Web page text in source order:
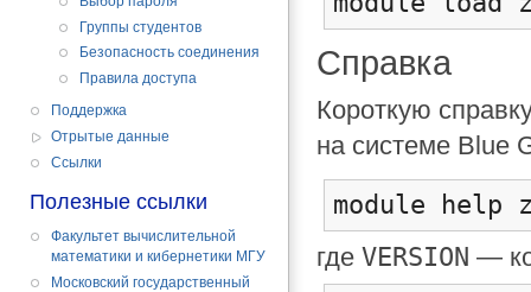
Группы студентов
Безопасность соединения
Правила доступа
Поддержка
Отрытые данные
Cсылки
Полезные ссылки
Факультет вычислительной
математики и кибернетики МГУ
Московский государственный
Справка
Короткую
на системе Blue
module help
где VERSION —